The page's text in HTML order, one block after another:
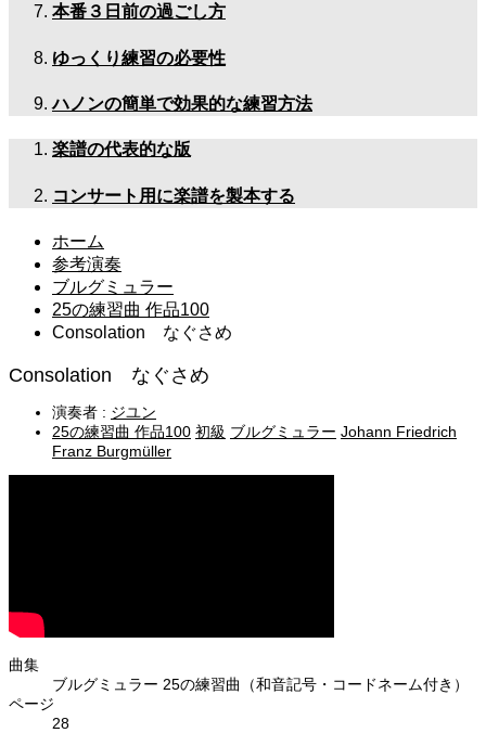
本番３日前の過ごし方
ゆっくり練習の必要性
ハノンの簡単で効果的な練習方法
楽譜の代表的な版
コンサート用に楽譜を製本する
ホーム
参考演奏
ブルグミュラー
25の練習曲 作品100
Consolation なぐさめ
Consolation なぐさめ
演奏者 : ジユン
25の練習曲 作品100 初級 ブルグミュラー Johann Friedrich
Franz Burgmüller
曲集
ブルグミュラー 25の練習曲（和音記号・コードネーム付き）
ページ
28